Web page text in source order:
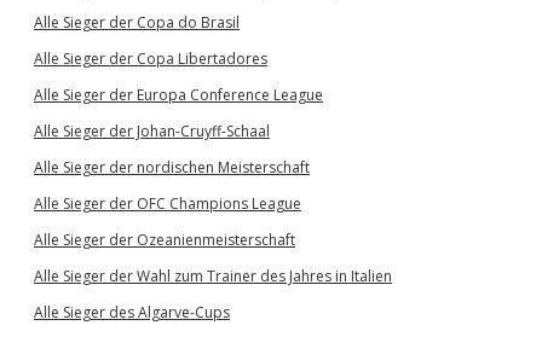
Alle Sieger der Copa do Brasil
Alle Sieger der Copa Libertadores
Alle Sieger der Europa Conference League
Alle Sieger der Johan-Cruyff-Schaal
Alle Sieger der nordischen Meisterschaft
Alle Sieger der OFC Champions League
Alle Sieger der Ozeanienmeisterschaft
Alle Sieger der Wahl zum Trainer des Jahres in Italien
Alle Sieger des Algarve-Cups